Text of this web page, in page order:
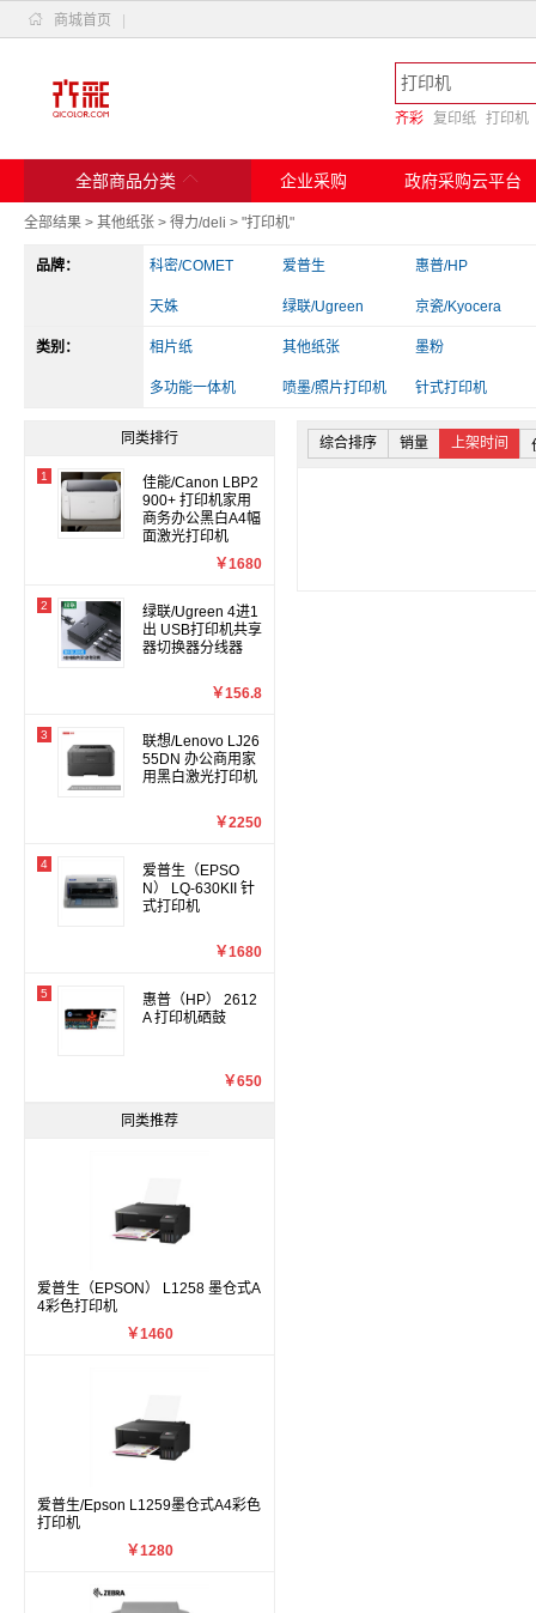
 商城首页
齐彩 复印纸 打印机
全部商品分类  企业采购 政府采购云平台
全部结果 > 其他纸张 > 得力/deli > "打印机"
品牌： 科密/COMET 爱普生 惠普/HP
天姝 绿联/Ugreen 京瓷/Kyocera
斑马 兄弟 实达
爱立熊 佳能 得力/deli
类别： 相片纸 其他纸张 墨粉
多功能一体机 喷墨/照片打印机 针式打印机
其他电脑配件 读卡器/转换器 办公收纳
同类排行
1
佳能/Canon LBP2
900+ 打印机家用
商务办公黑白A4幅
面激光打印机
￥1680
2
绿联/Ugreen 4进1
出 USB打印机共享
器切换器分线器
￥156.8
3
联想/Lenovo LJ26
55DN 办公商用家
用黑白激光打印机
￥2250
4
爱普生（EPSO
N） LQ-630KII 针
式打印机
￥1680
5
惠普（HP） 2612
A 打印机硒鼓
￥650
同类推荐
爱普生（EPSON） L1258 墨仓式A
4彩色打印机
￥1460
爱普生/Epson L1259墨仓式A4彩色
打印机
￥1280
综合排序 销量 上架时间